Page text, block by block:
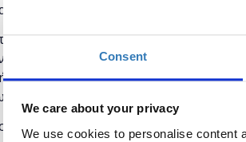
Consent
We care about your privacy
We use cookies to personalise content
client side projects.
σε άτομα με μικρή ή καθόλου
στην αγορά εργασίας ως intern/senior
τη δική τους ιστοσελίδα για την